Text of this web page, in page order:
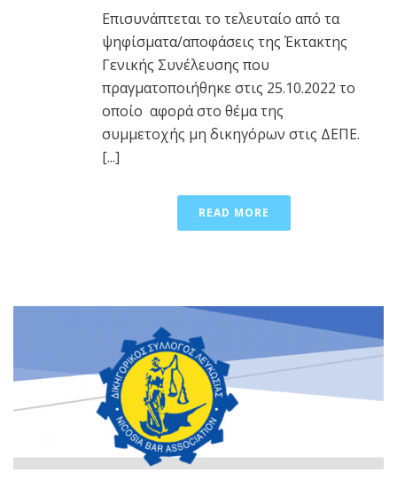
Επισυνάπτεται το τελευταίο από τα
ψηφίσματα/αποφάσεις της Έκτακτης
Γενικής Συνέλευσης που
πραγματοποιήθηκε στις 25.10.2022 το
οποίο αφορά στο θέμα της
συμμετοχής μη δικηγόρων στις ΔΕΠΕ.
[...]
READ MORE